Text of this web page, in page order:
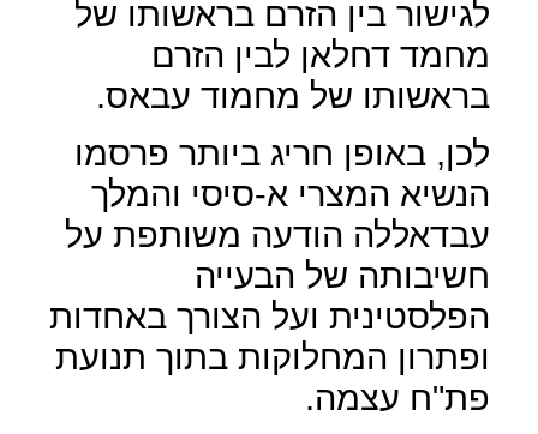
לגישור בין הזרם בראשותו של
מחמד דחלאן לבין הזרם
בראשותו של מחמוד עבאס.
לכן, באופן חריג ביותר פרסמו
הנשיא המצרי א-סיסי והמלך
עבדאללה הודעה משותפת על
חשיבותה של הבעייה
הפלסטינית ועל הצורך באחדות
ופתרון המחלוקות בתוך תנועת
פת"ח עצמה.